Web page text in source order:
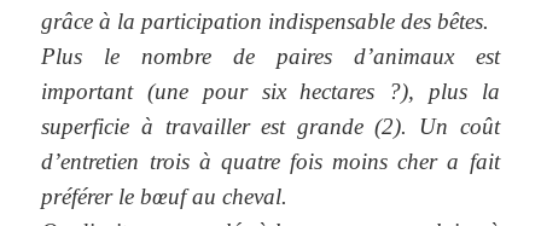
grâce à la participation indispensable des bêtes.
Plus le nombre de paires d’animaux est
important (une pour six hectares ?), plus la
superficie à travailler est grande (2). Un coût
d’entretien trois à quatre fois moins cher a fait
préférer le bœuf au cheval.